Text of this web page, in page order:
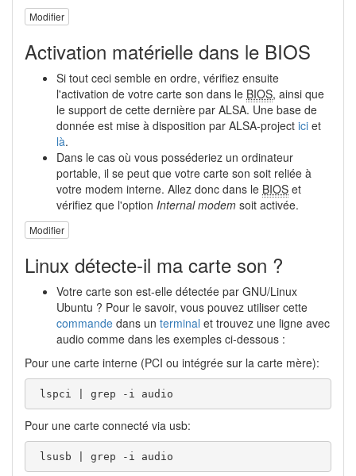
Modifier
Activation matérielle dans le BIOS
Si tout ceci semble en ordre, vérifiez ensuite
l'activation de votre carte son dans le BIOS, ainsi que
le support de cette dernière par ALSA. Une base de
donnée est mise à disposition par ALSA-project ici et
là.
Dans le cas où vous posséderiez un ordinateur
portable, il se peut que votre carte son soit reliée à
votre modem interne. Allez donc dans le BIOS et
vérifiez que l'option Internal modem soit activée.
Modifier
Linux détecte-il ma carte son ?
Votre carte son est-elle détectée par GNU/Linux
Ubuntu ? Pour le savoir, vous pouvez utiliser cette
commande dans un terminal et trouvez une ligne avec
audio comme dans les exemples ci-dessous :
Pour une carte interne (PCI ou intégrée sur la carte mère):
lspci | grep -i audio
Pour une carte connecté via usb:
lsusb | grep -i audio